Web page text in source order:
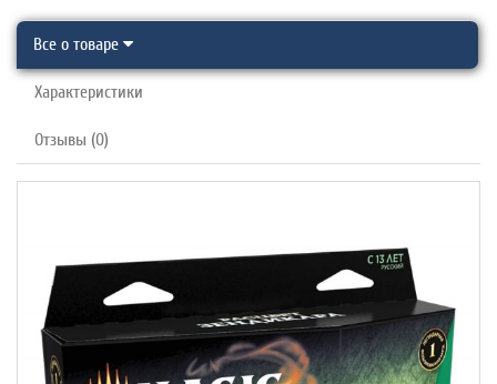
Все о товаре
Характеристики
Отзывы (0)